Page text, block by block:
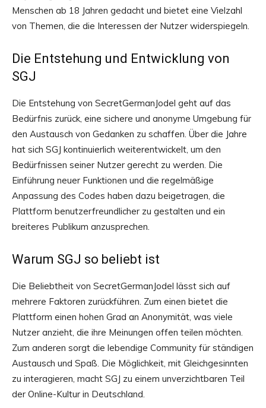
Menschen ab 18 Jahren gedacht und bietet eine Vielzahl
von Themen, die die Interessen der Nutzer widerspiegeln.
Die Entstehung und Entwicklung von
SGJ
Die Entstehung von SecretGermanJodel geht auf das
Bedürfnis zurück, eine sichere und anonyme Umgebung für
den Austausch von Gedanken zu schaffen. Über die Jahre
hat sich SGJ kontinuierlich weiterentwickelt, um den
Bedürfnissen seiner Nutzer gerecht zu werden. Die
Einführung neuer Funktionen und die regelmäßige
Anpassung des Codes haben dazu beigetragen, die
Plattform benutzerfreundlicher zu gestalten und ein
breiteres Publikum anzusprechen.
Warum SGJ so beliebt ist
Die Beliebtheit von SecretGermanJodel lässt sich auf
mehrere Faktoren zurückführen. Zum einen bietet die
Plattform einen hohen Grad an Anonymität, was viele
Nutzer anzieht, die ihre Meinungen offen teilen möchten.
Zum anderen sorgt die lebendige Community für ständigen
Austausch und Spaß. Die Möglichkeit, mit Gleichgesinnten
zu interagieren, macht SGJ zu einem unverzichtbaren Teil
der Online-Kultur in Deutschland.